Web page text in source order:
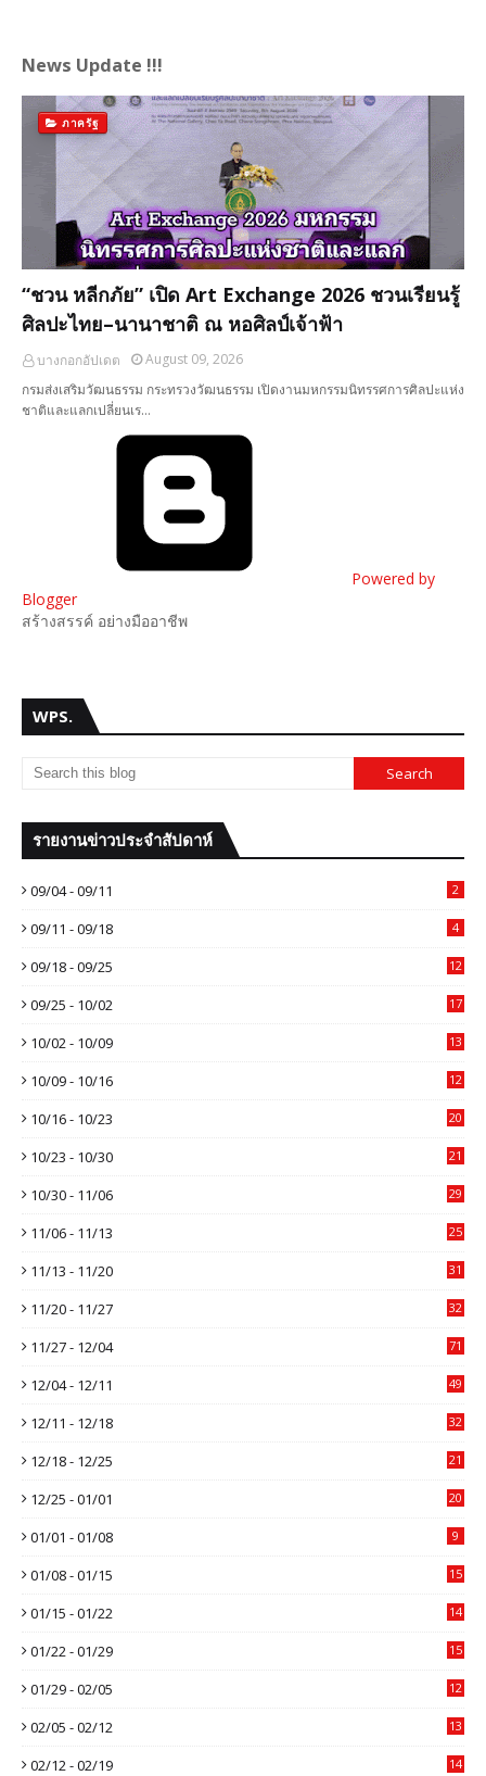
News Update !!!
ภาครัฐ
“ชวน หลีกภัย” เปิด Art Exchange 2026 ชวนเรียนรู้
ศิลปะไทย–นานาชาติ ณ หอศิลป์เจ้าฟ้า
บางกอกอัปเดต
August 09, 2026
กรมส่งเสริมวัฒนธรรม กระทรวงวัฒนธรรม เปิดงานมหกรรมนิทรรศการศิลปะแห่ง
ชาติและแลกเปลี่ยนเร…
Powered by
Blogger
สร้างสรรค์ อย่างมืออาชีพ
WPS.
รายงานข่าวประจำสัปดาห์
09/04 - 09/11 2
09/11 - 09/18 4
09/18 - 09/25 12
09/25 - 10/02 17
10/02 - 10/09 13
10/09 - 10/16 12
10/16 - 10/23 20
10/23 - 10/30 21
10/30 - 11/06 29
11/06 - 11/13 25
11/13 - 11/20 31
11/20 - 11/27 32
11/27 - 12/04 71
12/04 - 12/11 49
12/11 - 12/18 32
12/18 - 12/25 21
12/25 - 01/01 20
01/01 - 01/08 9
01/08 - 01/15 15
01/15 - 01/22 14
01/22 - 01/29 15
01/29 - 02/05 12
02/05 - 02/12 13
02/12 - 02/19 14